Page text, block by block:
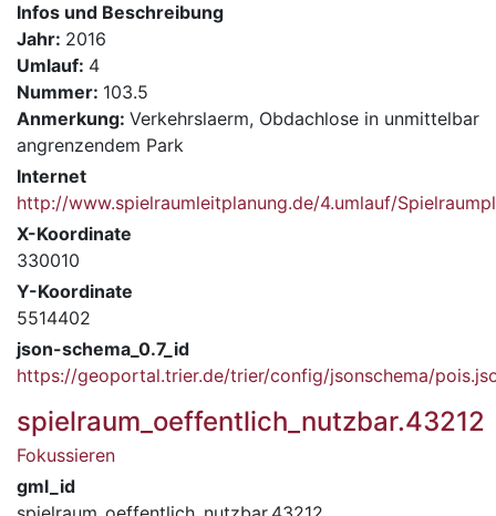
Infos und Beschreibung
Jahr: 2016
Umlauf: 4
Nummer: 103.5
Anmerkung: Verkehrslaerm, Obdachlose in unmittelbar
angrenzendem Park
Internet
http://www.spielraumleitplanung.de/4.umlauf/
X-Koordinate
330010
Y-Koordinate
5514402
json-schema_0.7_id
https://geoportal.trier.de/trier/config/jsonschema/
spielraum_oeffentlich_nutzbar.43212
Fokussieren
gml_id